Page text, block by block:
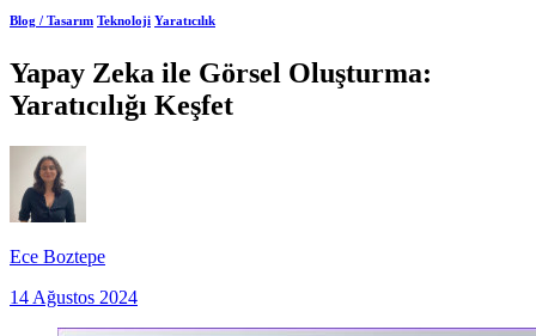
Blog / Tasarım Teknoloji Yaratıcılık
Yapay Zeka ile Görsel Oluşturma:
Yaratıcılığı Keşfet
Ece Boztepe
14 Ağustos 2024